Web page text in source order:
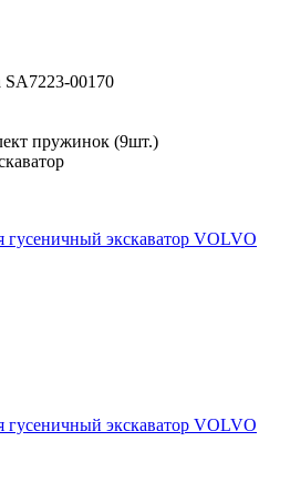
SA7223-00170
пружинок (9шт.)